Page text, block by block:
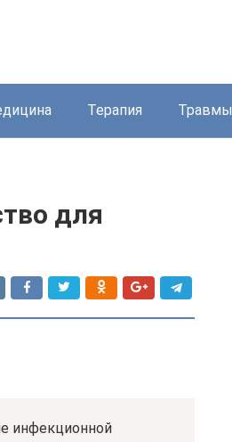
Терапия Травмы
для
инфекционной